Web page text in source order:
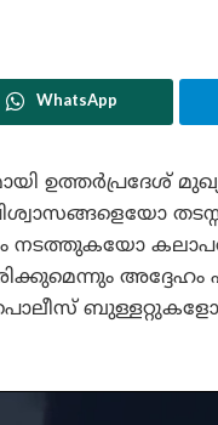
WhatsApp
ഉത്തർപ്രദേശ്
നടത്തുകയോ
ബുള്ളറ്റുകളോട്